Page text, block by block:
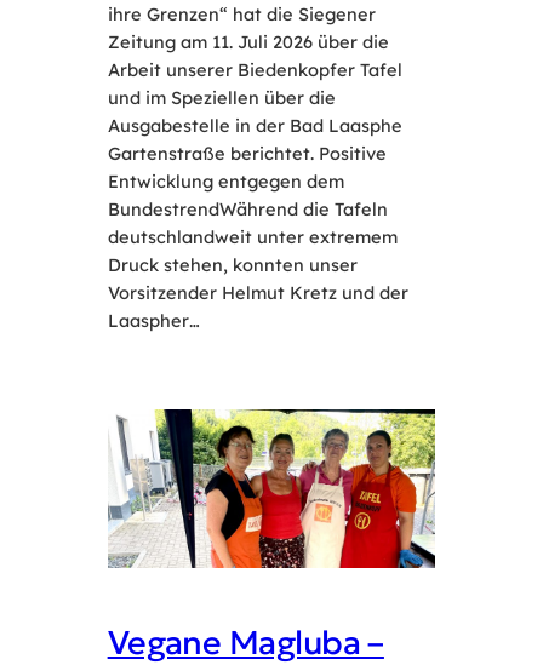
ihre Grenzen“ hat die Siegener
Zeitung am 11. Juli 2026 über die
Arbeit unserer Biedenkopfer Tafel
und im Speziellen über die
Ausgabestelle in der Bad Laasphe
Gartenstraße berichtet. Positive
Entwicklung entgegen dem
BundestrendWährend die Tafeln
deutschlandweit unter extremem
Druck stehen, konnten unser
Vorsitzender Helmut Kretz und der
Laaspher…
Vegane Magluba –